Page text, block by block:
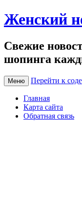
Женский
Свежие
шопинга
Меню Перейти к
Главная
Карта сайта
Обратная связь